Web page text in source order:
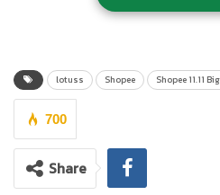
ปรากฏการณ์ Tesco Lotus สู่
จากการที่คนไทยทุกคนต้องร่วมฝ่าวิก
จนถึงปัจจุบัน โลตัส ยังคงเดินหน้าเคีย
สถานการณ์ และเพราะห่วงใย จึงเต
ไทย โดยขนกองทัพสินค้าอุปโภค-บริโ
ที่ประชาชนคนไทยมีการใช้จ่ายบ่อยค
มหกรรม Shopee 11.11 Big Sale
lotuss Shopee Shopee 11.11
700
Share